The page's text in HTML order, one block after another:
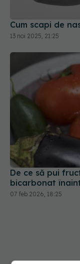
Cum scapi de
13 noi 2025, 21:25
De ce să pui
bicarbonat
07 feb 2026, 18:25